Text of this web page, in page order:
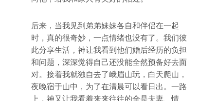
后来，当我见到弟弟妹妹各自和伴侣在一起
时，真的很奇妙，一点情绪也没有了。我们彼
此分享生活，神让我看到他们婚后经历的负担
和问题，深深觉得自己还没能全然预备好去面
对。接着我就独自去了峨眉山玩，白天爬山，
夜晚宿于山中，为了在清晨可以看日出。一路
上，神又让我看着来来往往的全是夫妻、情